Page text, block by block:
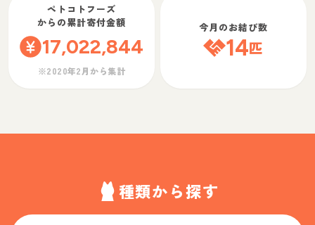
ペトコトフーズ
からの累計寄付金額
17,022,844
※2020年2月から集計
今月のお結び数
14匹
種類から探す